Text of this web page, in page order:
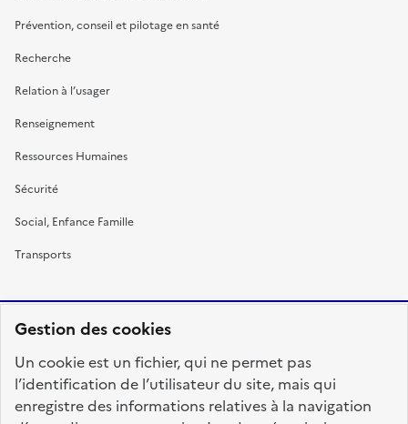
Gestion des cookies
Un cookie est un fichier, qui ne permet pas
l’identification de l’utilisateur du site, mais qui
enregistre des informations relatives à la navigation
Prévention, conseil et pilotage en santé
Recherche
Relation à l’usager
Renseignement
Ressources Humaines
Sécurité
Social, Enfance Famille
Transports
FRANÇAISE